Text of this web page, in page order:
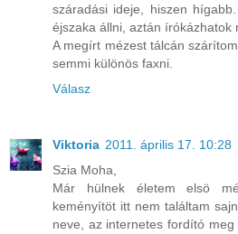
száradási ideje, hiszen
éjszaka állni, aztán írókázhatok
A megírt mézest tálcán
semmi különös faxni.
Válasz
Viktoria 2011. április 17. 10:28
Szia Moha,
Már hülnek életem elsö
keményítöt itt nem találtam
neve, az internetes fordító